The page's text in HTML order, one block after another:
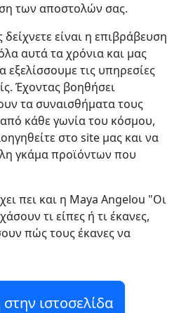
των αποστολών σας.
είναι η επιβράβευση
αυτά τα χρόνια και μας
εξελίσσουμε τις υπηρεσίες
Έχοντας βοηθήσει
τα συναισθήματα τους
κάθε γωνία του κόσμου,
στο site μας και να
γκάμα προϊόντων που
πει και η Maya Angelou "Οι
τι είπες ή τι έκανες,
πώς τους έκανες να
ιστοσελίδα